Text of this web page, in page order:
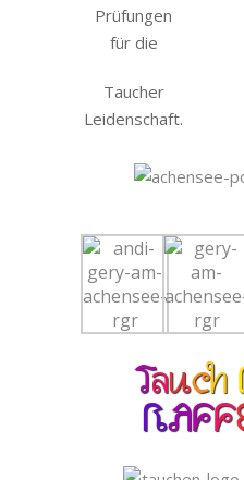
Prüfungen
für die
Taucher
Leidenschaft.
Tauch
RAFF